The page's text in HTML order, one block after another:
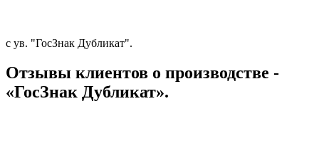
с ув. "ГосЗнак Дубликат".
Отзывы клиентов о производстве -
«ГосЗнак Дубликат».